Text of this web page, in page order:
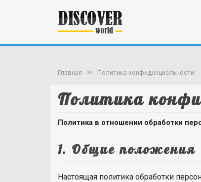
Главная Политика конфиденциальности
Политика
Политика в отношении обработки
1. Общие положения
Настоящая политика обработки